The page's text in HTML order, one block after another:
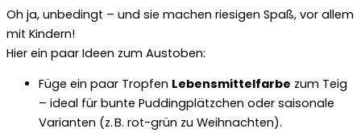
Oh ja, unbedingt – und sie machen riesigen Spaß, vor allem
mit Kindern!
Hier ein paar Ideen zum Austoben:
Füge ein paar Tropfen Lebensmittelfarbe zum Teig
– ideal für bunte Puddingplätzchen oder saisonale
Varianten (z. B. rot-grün zu Weihnachten).